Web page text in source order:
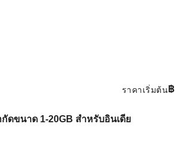
฿
ราคาเริ่มต้น
ดขนาด 1-20GB สําหรับอินเดีย